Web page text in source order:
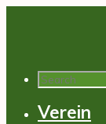
Search
for:
Verein